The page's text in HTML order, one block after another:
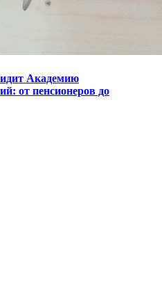
Академию
от пенсионеров до